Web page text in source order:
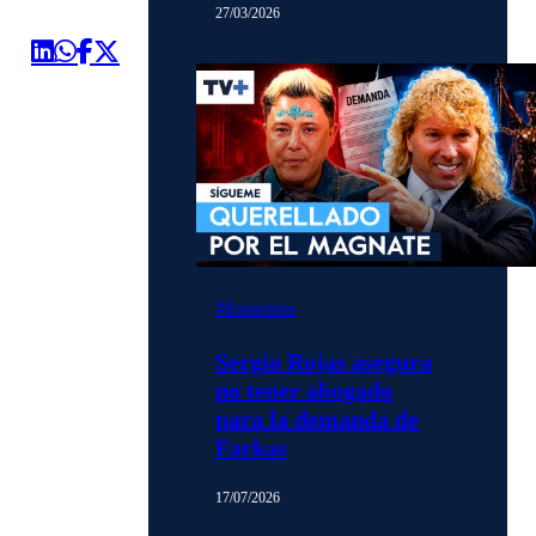
27/03/2026
Momentos
Sergio Rojas asegura
no tener abogado
para la demanda de
Farkas
17/07/2026